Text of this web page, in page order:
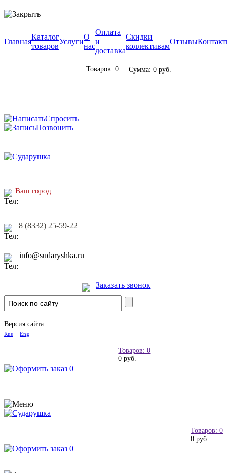
Главная
Каталог
товаров
Услуги
О
нас
Оплата
и
доставка
Скидки
коллективам
Отзывы
Товаров: 0 Сумма: 0 руб.
Спросить
Позвонить
Ваш город
8 (8332) 25-59-22
info@sudaryshka.ru
Заказать звонок
Версия сайта
Rus Eng
Товаров: 0
0 руб.
0
Товаров: 0
0 руб.
0